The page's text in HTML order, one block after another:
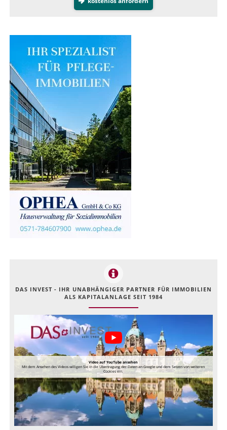
DAS INVEST - IHR UNABHÄNGIGER PARTNER FÜR IMMOBILIEN
ALS KAPITALANLAGE SEIT 1984
Video auf YouTube ansehen
Mit dem Ansehen des Videos willigen Sie in die Übertragung der Daten an Google und dem Setzen von weiteren
Cookies ein.